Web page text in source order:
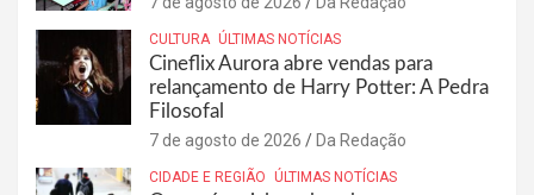
CULTURA ÚLTIMAS NOTÍCIAS
Cineflix Aurora abre vendas para
relançamento de Harry Potter: A Pedra
Filosofal
7 de agosto de 2026 Da Redação
CIDADE E REGIÃO ÚLTIMAS NOTÍCIAS